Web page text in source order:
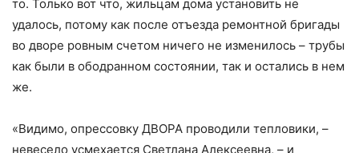
то. Только вот что, жильцам дома установить не
удалось, потому как после отъезда ремонтной бригады
во дворе ровным счетом ничего не изменилось – трубы
как были в ободранном состоянии, так и остались в нем
же.
«Видимо, опрессовку ДВОРА проводили тепловики, –
невесело усмехается Светлана Алексеевна, – и